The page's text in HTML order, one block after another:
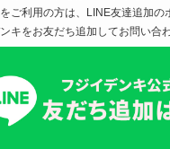
ご利用の方は、LINE友達追加の
キをお友だち追加してお問い合